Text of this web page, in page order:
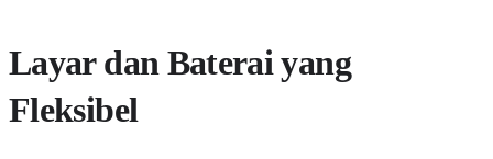
Layar dan Baterai yang
Fleksibel